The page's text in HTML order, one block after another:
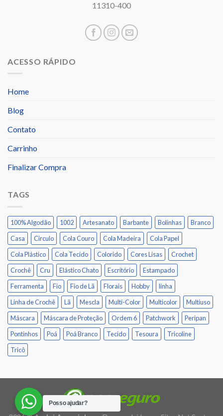
11310-400
ACESSO RÁPIDO
Home
Blog
Contato
Carrinho
Finalizar Compra
TAGS
100% Algodão 1002 Artesanato Barbante Bolinhas
Branco
Casa
Circulo Cola Couro Cola Madeira
Cola Papel
Cola Plástico
Cola Tecido Colorido Cores Lisas
Crochet
Crochê
Cru Elástico Chato Escritório
Estampado
Ferramenta
Fio Fio de Lã Florais Hobby
linha
Linha de Crochê
Lã Mescla Multi-Color Multicolor
Multiuso
Máscara
Máscara de Proteção Ordem 6 Patchwork
Peripan
Pontinhos
Poá Poá Branco Tecido Tesoura
Tricoline
Tricô
Posso ajudar?